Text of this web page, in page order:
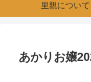
里親について
あかりお嬢